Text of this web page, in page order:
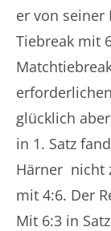
er von
Tiebreak mit
glücklich
in 1. Satz
Härner nicht
mit 4:6. Der
Mit 6:3 in